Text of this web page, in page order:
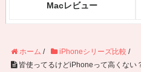
Macレビュー
ホーム / iPhoneシリーズ比較 /
皆使ってるけどiPhoneって高くない